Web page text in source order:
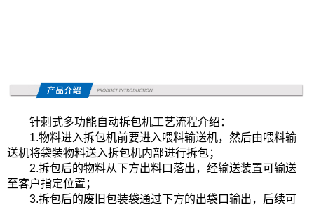
针刺式多功能自动拆包机工艺流程介绍：
1.物料进入拆包机前要进入喂料输送机，然后由喂料输
送机将袋装物料送入拆包机内部进行拆包；
2.拆包后的物料从下方出料口落出，经输送装置可输送
至客户指定位置；
3.拆包后的废旧包装袋通过下方的出袋口输出，后续可